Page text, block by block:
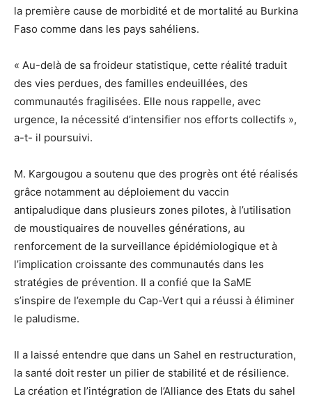
la première cause de morbidité et de mortalité au Burkina
Faso comme dans les pays sahéliens.
« Au-delà de sa froideur statistique, cette réalité traduit
des vies perdues, des familles endeuillées, des
communautés fragilisées. Elle nous rappelle, avec
urgence, la nécessité d’intensifier nos efforts collectifs »,
a-t- il poursuivi.
M. Kargougou a soutenu que des progrès ont été réalisés
grâce notamment au déploiement du vaccin
antipaludique dans plusieurs zones pilotes, à l’utilisation
de moustiquaires de nouvelles générations, au
renforcement de la surveillance épidémiologique et à
l’implication croissante des communautés dans les
stratégies de prévention. Il a confié que la SaME
s’inspire de l’exemple du Cap-Vert qui a réussi à éliminer
le paludisme.
Il a laissé entendre que dans un Sahel en restructuration,
la santé doit rester un pilier de stabilité et de résilience.
La création et l’intégration de l’Alliance des Etats du sahel